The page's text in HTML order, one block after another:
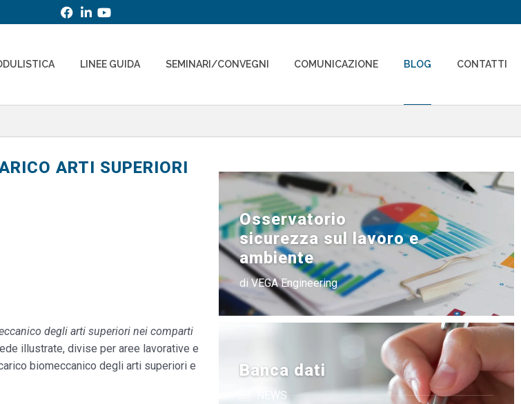
LINEE GUIDA SEMINARI/CONVEGNI COMUNICAZIONE BLOG CONTATTI
ARTI SUPERIORI
degli arti superiori nei comparti
illustrate, divise per aree lavorative e
biomeccanico degli arti superiori e
Banca dati
NEWS
Osservatorio
sicurezza sul lavoro e
ambiente
di VEGA Engineering